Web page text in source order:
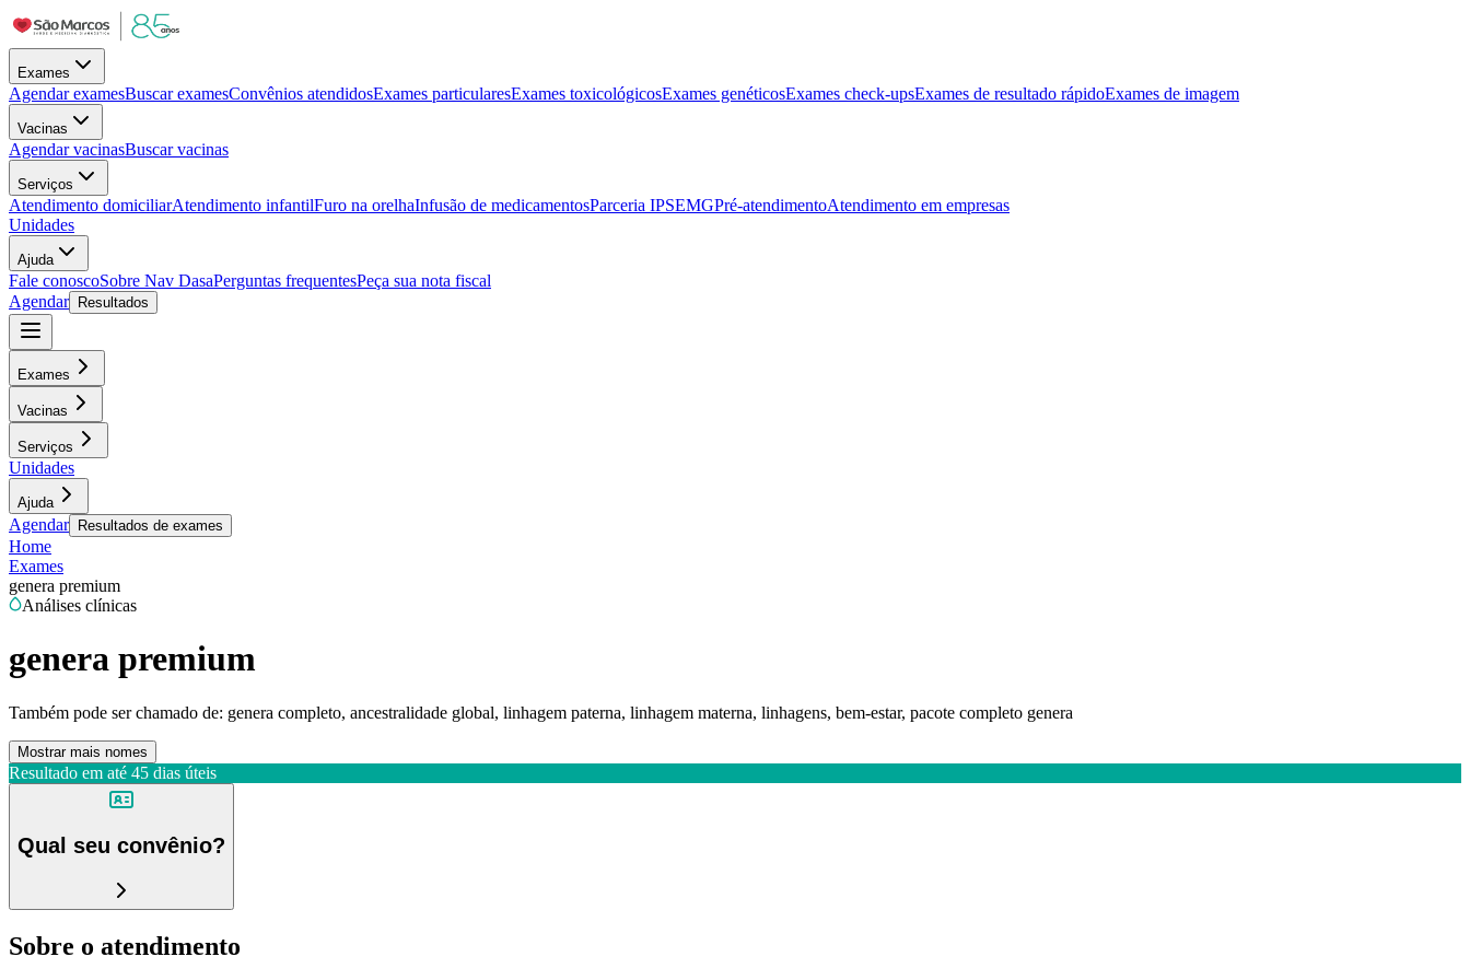
Exames
Agendar examesBuscar examesConvênios atendidosExames particularesExames toxicológicosExames genéticosExames check-upsExames de resultado rápidoExames de imagem
Vacinas
Agendar vacinasBuscar vacinas
Serviços
Atendimento domiciliarAtendimento infantilFuro na orelhaInfusão de medicamentosParceria IPSEMGPré-atendimentoAtendimento em empresas
Unidades
Ajuda
Fale conoscoSobre Nav DasaPerguntas frequentesPeça sua nota fiscal
Agendar
Resultados
Exames
Vacinas
Serviços
Unidades
Ajuda
Agendar Resultados de exames
Home
Exames
genera premium
Análises clínicas
genera premium
Também pode ser chamado de: genera completo, ancestralidade global, linhagem paterna, linhagem materna, linhagens, bem-estar, pacote completo genera
Mostrar mais nomes
Resultado em até 45 dias úteis
Qual seu convênio?
Sobre o atendimento